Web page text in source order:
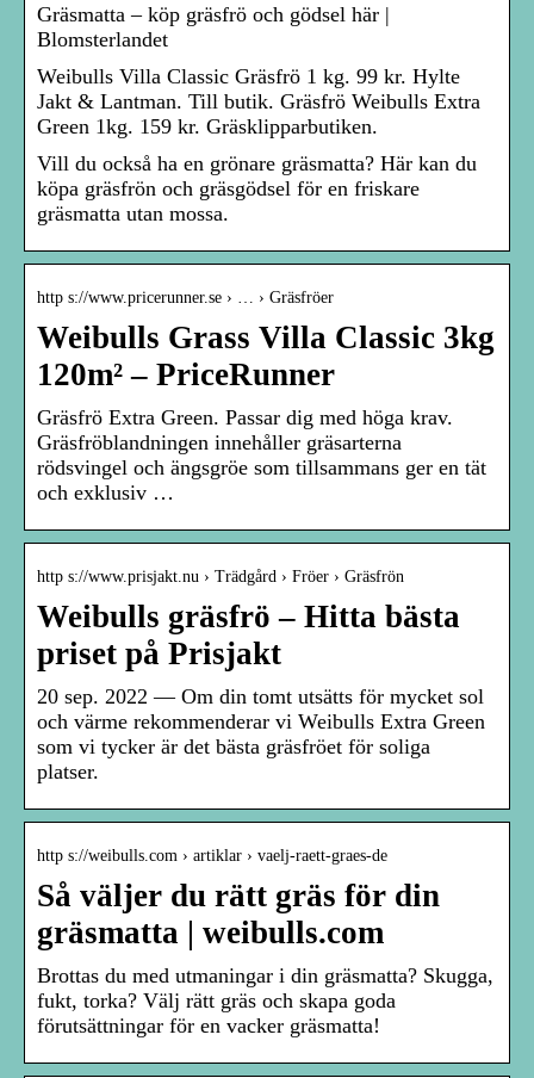
Gräsmatta – köp gräsfrö och gödsel här |
Blomsterlandet
Weibulls Villa Classic Gräsfrö 1 kg. 99 kr. Hylte
Jakt & Lantman. Till butik. Gräsfrö Weibulls Extra
Green 1kg. 159 kr. Gräsklipparbutiken.
Vill du också ha en grönare gräsmatta? Här kan du
köpa gräsfrön och gräsgödsel för en friskare
gräsmatta utan mossa.
http s://www.pricerunner.se › … › Gräsfröer
Weibulls Grass Villa Classic 3kg
120m² – PriceRunner
Gräsfrö Extra Green. Passar dig med höga krav.
Gräsfröblandningen innehåller gräsarterna
rödsvingel och ängsgröe som tillsammans ger en tät
och exklusiv …
http s://www.prisjakt.nu › Trädgård › Fröer › Gräsfrön
Weibulls gräsfrö – Hitta bästa
priset på Prisjakt
20 sep. 2022 — Om din tomt utsätts för mycket sol
och värme rekommenderar vi Weibulls Extra Green
som vi tycker är det bästa gräsfröet för soliga
platser.
http s://weibulls.com › artiklar › vaelj-raett-graes-de
Så väljer du rätt gräs för din
gräsmatta | weibulls.com
Brottas du med utmaningar i din gräsmatta? Skugga,
fukt, torka? Välj rätt gräs och skapa goda
förutsättningar för en vacker gräsmatta!